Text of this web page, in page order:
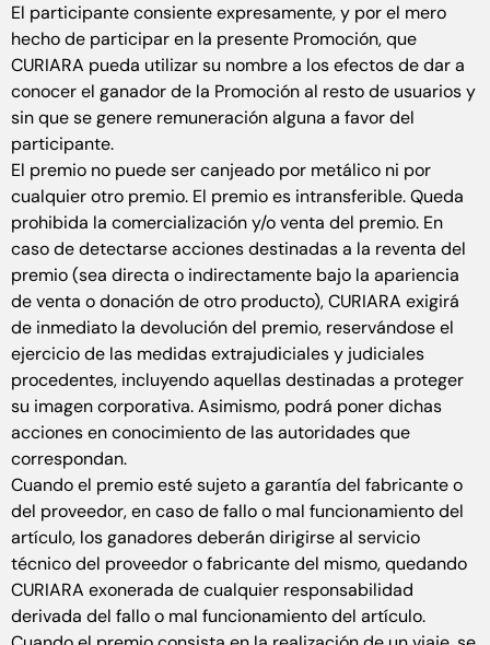
El participante consiente expresamente, y por el mero
hecho de participar en la presente Promoción, que
CURIARA pueda utilizar su nombre a los efectos de dar a
conocer el ganador de la Promoción al resto de usuarios y
sin que se genere remuneración alguna a favor del
participante.
El premio no puede ser canjeado por metálico ni por
cualquier otro premio. El premio es intransferible. Queda
prohibida la comercialización y/o venta del premio. En
caso de detectarse acciones destinadas a la reventa del
premio (sea directa o indirectamente bajo la apariencia
de venta o donación de otro producto), CURIARA exigirá
de inmediato la devolución del premio, reservándose el
ejercicio de las medidas extrajudiciales y judiciales
procedentes, incluyendo aquellas destinadas a proteger
su imagen corporativa. Asimismo, podrá poner dichas
acciones en conocimiento de las autoridades que
correspondan.
Cuando el premio esté sujeto a garantía del fabricante o
del proveedor, en caso de fallo o mal funcionamiento del
artículo, los ganadores deberán dirigirse al servicio
técnico del proveedor o fabricante del mismo, quedando
CURIARA exonerada de cualquier responsabilidad
derivada del fallo o mal funcionamiento del artículo.